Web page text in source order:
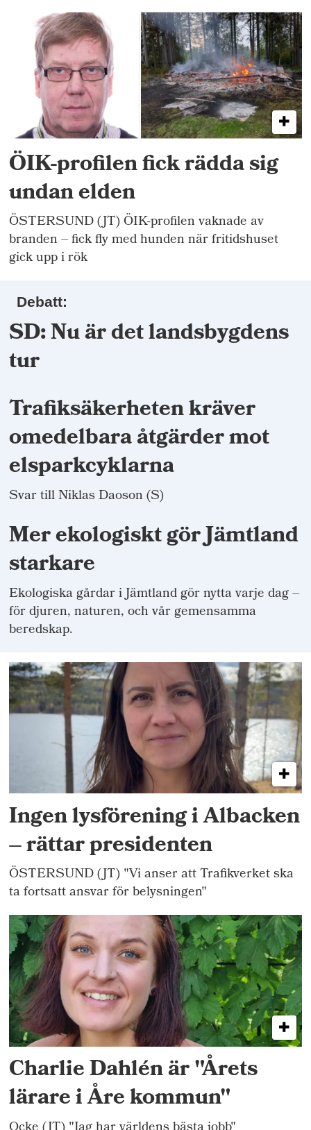
ÖIK-profilen fick rädda sig
undan elden
ÖSTERSUND (JT) ÖIK-profilen vaknade av
branden – fick fly med hunden när fritidshuset
gick upp i rök
Debatt:
SD: Nu är det landsbygdens
tur
Trafiksäkerheten kräver
omedelbara åtgärder mot
elsparkcyklarna
Svar till Niklas Daoson (S)
Mer ekologiskt gör Jämtland
starkare
Ekologiska gårdar i Jämtland gör nytta varje dag –
för djuren, naturen, och vår gemensamma
beredskap.
Ingen lysförening i Albacken
– rättar presidenten
ÖSTERSUND (JT) "Vi anser att Trafikverket ska
ta fortsatt ansvar för belysningen"
Charlie Dahlén är "Årets
lärare i Åre kommun"